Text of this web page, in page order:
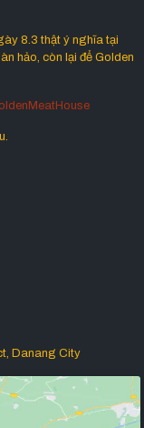
8.3 thật ý nghĩa tại
hảo, còn lại để Golden
Danang City